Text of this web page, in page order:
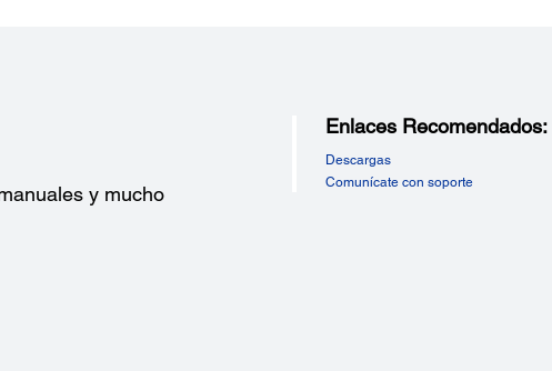
y mucho
Enlaces Recomendados:
Descargas
Comunícate con soporte